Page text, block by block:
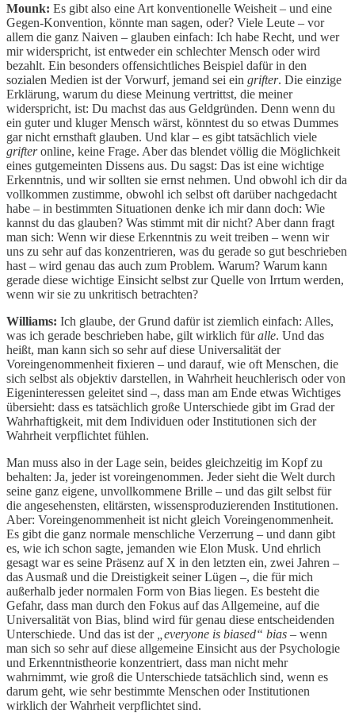
Mounk: Es gibt also eine Art konventionelle Weisheit – und eine
Gegen-Konvention, könnte man sagen, oder? Viele Leute – vor
allem die ganz Naiven – glauben einfach: Ich habe Recht, und wer
mir widerspricht, ist entweder ein schlechter Mensch oder wird
bezahlt. Ein besonders offensichtliches Beispiel dafür in den
sozialen Medien ist der Vorwurf, jemand sei ein grifter. Die einzige
Erklärung, warum du diese Meinung vertrittst, die meiner
widerspricht, ist: Du machst das aus Geldgründen. Denn wenn du
ein guter und kluger Mensch wärst, könntest du so etwas Dummes
gar nicht ernsthaft glauben. Und klar – es gibt tatsächlich viele
grifteronline, keine Frage. Aber das blendet völlig die Möglichkeit
eines gutgemeinten Dissens aus. Du sagst: Das ist eine wichtige
Erkenntnis, und wir sollten sie ernst nehmen. Und obwohl ich dir da
vollkommen zustimme, obwohl ich selbst oft darüber nachgedacht
habe – in bestimmten Situationen denke ich mir dann doch: Wie
kannst du das glauben? Was stimmt mit dir nicht? Aber dann fragt
man sich: Wenn wir diese Erkenntnis zu weit treiben – wenn wir
uns zu sehr auf das konzentrieren, was du gerade so gut beschrieben
hast – wird genau das auch zum Problem. Warum? Warum kann
gerade diese wichtige Einsicht selbst zur Quelle von Irrtum werden,
wenn wir sie zu unkritisch betrachten?
Williams: Ich glaube, der Grund dafür ist ziemlich einfach: Alles,
was ich gerade beschrieben habe, gilt wirklich füralle. Und das
heißt, man kann sich so sehr auf diese Universalität der
Voreingenommenheit fixieren – und darauf, wie oft Menschen, die
sich selbst als objektiv darstellen, in Wahrheit heuchlerisch oder von
Eigeninteressen geleitet sind –, dass man am Ende etwas Wichtiges
übersieht: dass es tatsächlich große Unterschiede gibt im Grad der
Wahrhaftigkeit, mit dem Individuen oder Institutionen sich der
Wahrheit verpflichtet fühlen.
Man muss also in der Lage sein, beides gleichzeitig im Kopf zu
behalten: Ja, jeder ist voreingenommen. Jeder sieht die Welt durch
seine ganz eigene, unvollkommene Brille – und das gilt selbst für
die angesehensten, elitärsten, wissensproduzierenden Institutionen.
Aber: Voreingenommenheit ist nicht gleich Voreingenommenheit.
Es gibt die ganz normale menschliche Verzerrung – und dann gibt
es, wie ich schon sagte, jemanden wie Elon Musk. Und ehrlich
gesagt war es seine Präsenz auf X in den letzten ein, zwei Jahren –
das Ausmaß und die Dreistigkeit seiner Lügen –, die für mich
außerhalb jeder normalen Form von Bias liegen. Es besteht die
Gefahr, dass man durch den Fokus auf das Allgemeine, auf die
Universalität von Bias, blind wird für genau diese entscheidenden
Unterschiede. Und das ist der
„everyone is biased“ bias – wenn
man sich so sehr auf diese allgemeine Einsicht aus der Psychologie
und Erkenntnistheorie konzentriert, dass man nicht mehr
wahrnimmt, wie groß die Unterschiede tatsächlich sind, wenn es
darum geht, wie sehr bestimmte Menschen oder Institutionen
wirklich der Wahrheit verpflichtet sind.